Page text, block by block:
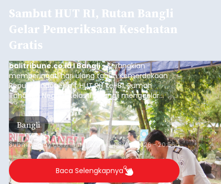
Sambut HUT RI, Rutan Bangli
Gelar Pemeriksaan Kesehatan
Gratis
balitribune.co.id I Bangli -Serangkian
memperingati hari ulang tahun Kemerdekaan
Republik Indonesia ( HUT RI) ke-81, Rumah
Tahanan Negara Kelas II B Bangli menggelar
kegiatan pemeriksaan kesehatan gratis, Rabu
(6/8/2026).
Bangli
Submitted bycontributor Thu, 08/06/2026 - 20:56
Baca Selengkapnya